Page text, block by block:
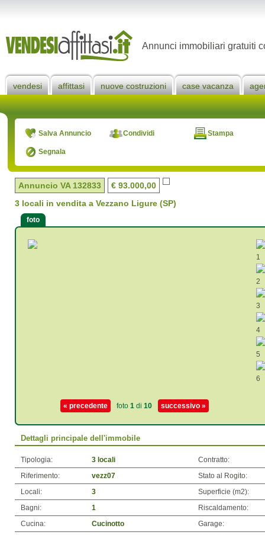
Annunci immobiliari gratuiti
vendesi affittasi nuove costruzioni case vacanza
Salva Annuncio Condividi Stampa
Segnala
Annuncio VA 132833
€ 93.000,00
3 locali in vendita a Vezzano Ligure (SP)
foto
« precedente foto 1di 10 successivo »
Dettagli principale dell'immobile
Tipologia: 3 locali
Contratto:
Riferimento:
vezz07
Stato al Rogito:
Locali:
3 Superficie (m2):
Bagni:
1
Riscaldamento:
Cucina:
Cucinotto
Garage: